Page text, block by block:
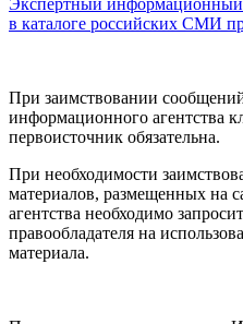
Экспертный
в каталоге российских СМИ
При заимствовании
информационного агентства
первоисточник обязательна.
При необходимости
материалов, размещенных на
агентства необходимо
правообладателя на
материала.